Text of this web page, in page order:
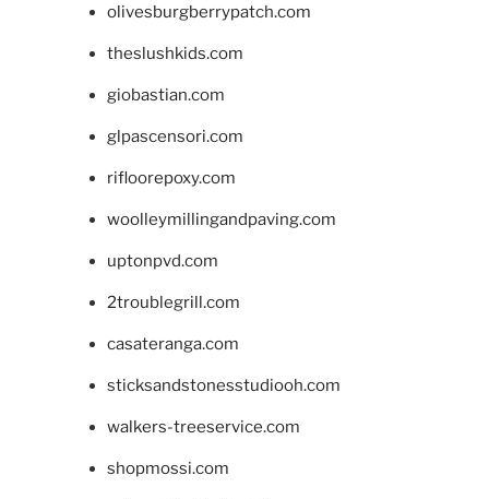
olivesburgberrypatch.com
theslushkids.com
giobastian.com
glpascensori.com
rifloorepoxy.com
woolleymillingandpaving.com
uptonpvd.com
2troublegrill.com
casateranga.com
sticksandstonesstudiooh.com
walkers-treeservice.com
shopmossi.com